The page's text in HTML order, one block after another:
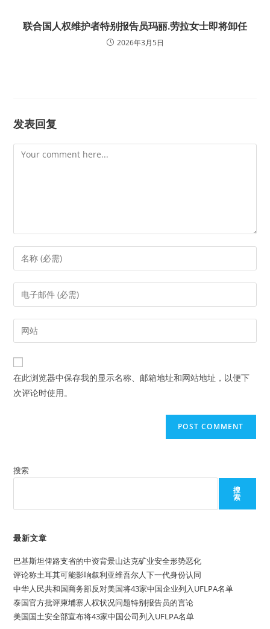
联合国人权维护者特别报告员玛丽.劳拉女士即将卸任
2026年3月5日
发表回复
Comment
Enter
your
name
comment
Enter
your
email
address
comment
Enter
your
website
URL
(optional)
在此浏览器中保存我的显示名称、邮箱地址和网站地址，以便下
次评论时使用。
搜索
搜
索
最新文章
巴基斯坦俾路支省的中资背景山达克矿业安全形势恶化
评论称土耳其可能影响叙利亚维吾尔人下一代身份认同
中华人民共和国商务部反对美国将43家中国企业列入UFLPA名单
泰国官方批评柬埔寨人权状况问题特别报告员的言论
美国国土安全部宣布将43家中国公司列入UFLPA名单